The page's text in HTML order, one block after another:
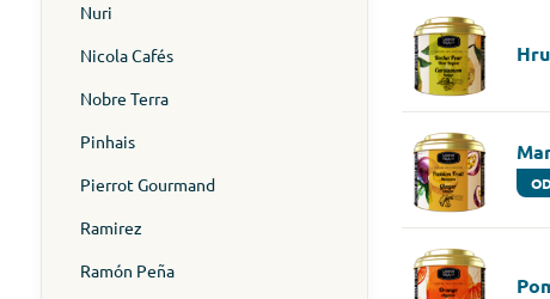
Nuri
Nicola Cafés
Nobre Terra
Pinhais
Pierrot Gourmand
Ramirez
Ramón Peña